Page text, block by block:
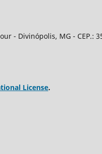
- Divinópolis, MG - CEP.:
License.